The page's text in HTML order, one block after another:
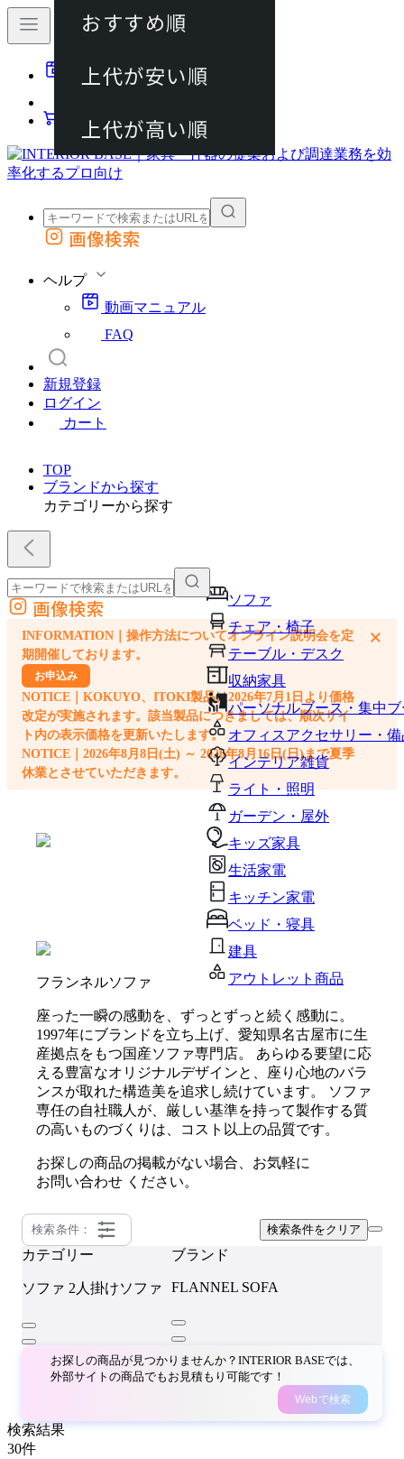
動画マニュアル
カート
外部サイトの商品をカートに追加
画像検索
ヘルプ
動画マニュアル
FAQ
新規登録
ログイン
カート
TOP
ブランドから探す
カテゴリーから探す
ソファ
チェア・椅子
テーブル・デスク
収納家具
パーソナルブース・集中
オフィスアクセサリー・備
インテリア雑貨
ライト・照明
ガーデン・屋外
キッズ家具
生活家電
キッチン家電
ベッド・寝具
建具
アウトレット商品
外部サイトの商品をカートに追加
他のサイトで見つけた商品ページのURLを貼り付けて、カートに追加できます
画像検索
INFORMATION｜操作方法についてオンライン説明会を定
期開催しております。
お申込み
NOTICE｜KOKUYO、ITOKI製品は2026年7月1日より価格
改定が実施されます。該当製品につきましては、順次サイ
ト内の表示価格を更新いたします。
NOTICE｜2026年8月8日(土) ～ 2026年8月16日(日)まで夏季
休業とさせていただきます。
×
フランネルソファ
座った一瞬の感動を、ずっとずっと続く感動に。
1997年にブランドを立ち上げ、愛知県名古屋市に生
産拠点をもつ国産ソファ専門店。 あらゆる要望に応
える豊富なオリジナルデザインと、座り心地のバラ
ンスが取れた構造美を追求し続けています。 ソファ
専任の自社職人が、厳しい基準を持って製作する質
の高いものづくりは、コスト以上の品質です。
お探しの商品の掲載がない場合、お気軽に
お問い合わせ ください。
検索条件： 検索条件をクリア
カテゴリー
ソファ 2人掛けソファ
ブランド
FLANNEL SOFA
お探しの商品が見つかりませんか？INTERIOR BASEでは、
外部サイトの商品でもお見積もり可能です！
Webで検索
検索結果
30件
おすすめ順
上代が安い順
上代が高い順